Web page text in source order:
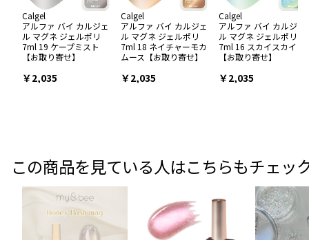
Calgel
アルファ バイ カルジェ
ル マグネ ジェルポリ
7ml 19 ケープミスト
【お取り寄せ】
￥2,035
Calgel
アルファ バイ カルジェ
ル マグネ ジェルポリ
7ml 18 ネイチャーモカ
ムース【お取り寄せ】
￥2,035
Calgel
アルファ バイ カルジェ
ル マグネ ジェルポリ
7ml 16 スカイスカイ
【お取り寄せ】
￥2,035
この商品を見ている人はこちらもチェッ